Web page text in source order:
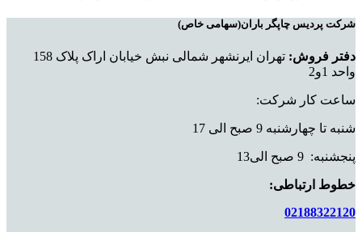
شرکت پردیس چاپگر باران(سهامی خاص)
دفتر فروش:
تهران ایرنشهر شمالی نبش خیابان اراک پلاک 158
واحد 1و2
ساعت کار شرکت:
شنبه تا چهارشنبه 9 صبح الی 17
پنجشنبه: 9 صبح الی13
خطوط ارتباطی:
02188322120